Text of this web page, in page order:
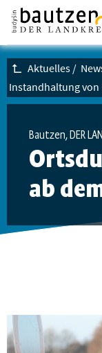
Aktuelles /
Instandhaltung von
Bautzen, DER
ab